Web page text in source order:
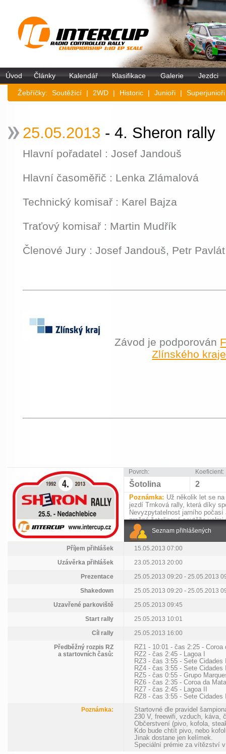
Úvod Články Kalendář Klasifikace Galerie Jezdci
Žebříčky: Soutěžící | 2WD | Historic | Junioři | Superjunioři
25.05.2013 - 4. Sheron rally
Hlavní pořadatel : Josef Jandouš
Hlavní časoměřič : Lenka Zlámalová
Technický komisař : Karel Bajza
Traťový komisař : Martin Mudřík
Členové Jury : Josef Jandouš, Petr
Závod je podporován
Zlínského kraje
Povrch: Koeficient:
Šotolina 2
Poznámka: Už několik let se
jezdí Trnková rally, která díky
Nevyzpytatelnost jarního
prašné šotolinové soutěže
standardů závodu se také
pro čištění vozidel.
Seznam přihlášených
Příjem přihlášek
15.05.2013 07:00
Uzávěrka přihlášek
23.05.2013 20:00
Prezentace
25.05.2013 09:20 - 25.05.2013
Shakedown
25.05.2013 09:20 - 25.05.2013
Uzavřené parkoviště
25.05.2013 09:45
Start rally
25.05.2013 10:01
Cíl rally
25.05.2013 16:00
Předběžný rozpis RZ
a startovních časů:
RZ1 - 10:01 - čas 2:25 - Coroa
RZ2 - čas 2:45 - Lagoa I
RZ3 - čas 3:55 - Sete Cidades
RZ4 - čas 3:55 - Sete Cidades
RZ5 - čas 0:55 - Grupo
RZ6 - čas 2:35 - Coroa da
RZ7 - čas 2:45 - Lagoa II
RZ8 - čas 3:55 - Sete
Poznámka:
Startovné dle pravidel
230 V, freewifi, vzduch, káva,
Občerstvení (pivo, kofola,
Kdo bude chtít pivo, nebo
Jinak dostane jen kelímek.
Speciální prémie za vítězství